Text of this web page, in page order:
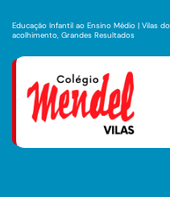
Educação Infantil ao Ensino Médio | Vilas
acolhimento, Grandes Resultados